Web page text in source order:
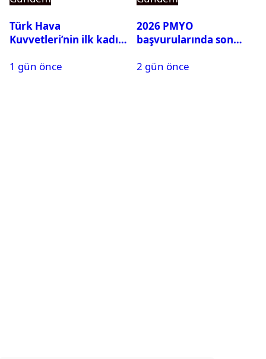
Türk Hava
Kuvvetleri’nin ilk kadın
Karapınar hakkında
1 gün önce
2026 PMYO
başvurularında son
2 gün önce